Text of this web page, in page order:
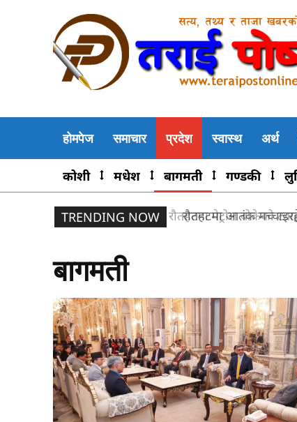
होमपेज समाचार प्रदेश स्वास्थ अर्थ
कोशी मधेश बागमती गण्डकी
TRENDING NOW रौतहटमा आतंक
बागमती